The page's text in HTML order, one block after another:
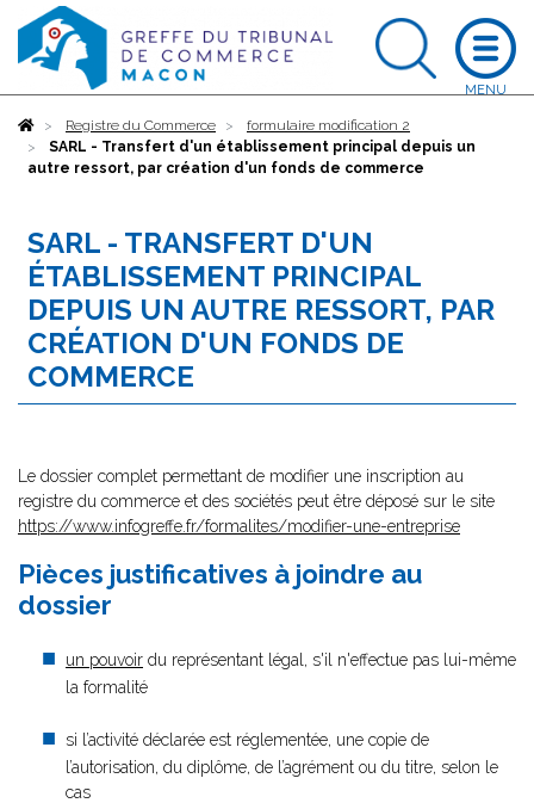
AccueilRegistre du Commerce
formulaire modification 2
SARL - Transfert d'un établissement principal depuis un
autre ressort, par création d'un fonds de commerce
SARL - TRANSFERT D'UN
ÉTABLISSEMENT PRINCIPAL
DEPUIS UN AUTRE RESSORT, PAR
CRÉATION D'UN FONDS DE
COMMERCE
Le dossier complet permettant de modifier une inscription au
registre du commerce et des sociétés peut être déposé sur le site
https://www.infogreffe.fr/formalites/modifier-une-entreprise
Pièces justificatives à joindre au
dossier
un pouvoir du représentant légal, s'il n'effectue pas lui-même
la formalité
si l’activité déclarée est réglementée, une copie de
l’autorisation, du diplôme, de l’agrément ou du titre, selon le
cas